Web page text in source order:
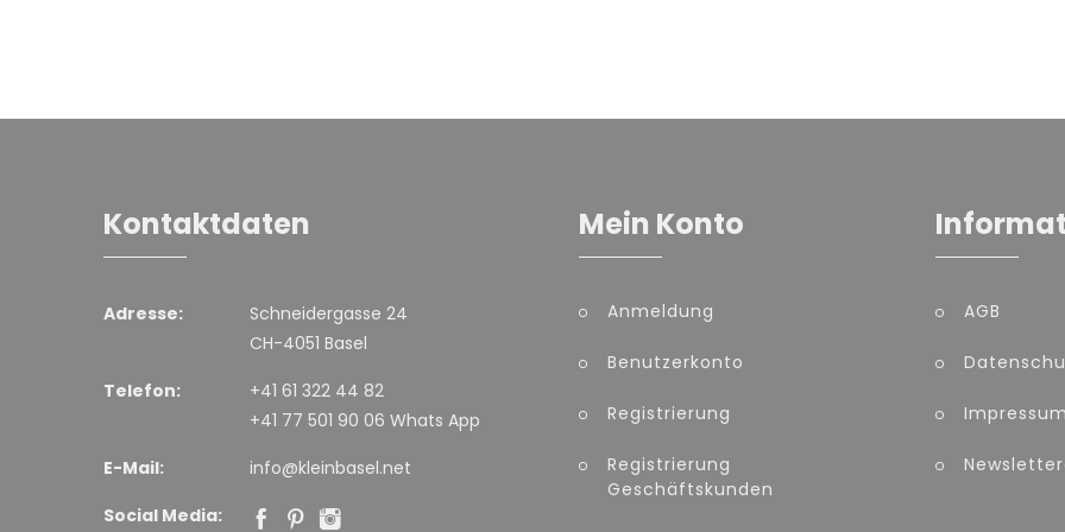
Kontaktdaten
Adresse:
Schneidergasse 24
CH-4051 Basel
Telefon:
+41 61 322 44 82
+41 77 501 90 06 Whats App
E-Mail:
info@kleinbasel.net
Social Media:
Mein Konto
Anmeldung
Benutzerkonto
Registrierung
Registrierung
Geschäftskunden
AGB
Impressum